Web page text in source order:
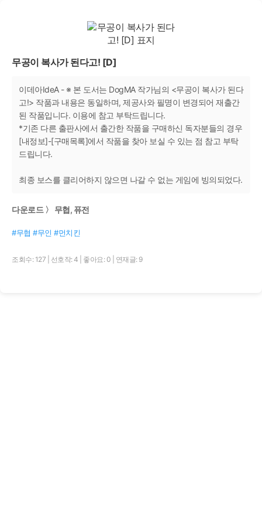
무공이 복사가 된다고! [D]
이데아IdeA - ※ 본 도서는 DogMA 작가님의 <무공이 복사가 된다
고!> 작품과 내용은 동일하며, 제공사와 필명이 변경되어 재출간
된 작품입니다. 이용에 참고 부탁드립니다.
*기존 다른 출판사에서 출간한 작품을 구매하신 독자분들의 경우
[내정보]-[구매목록]에서 작품을 찾아 보실 수 있는 점 참고 부탁
드립니다.
최종 보스를 클리어하지 않으면 나갈 수 없는 게임에 빙의되었다.
다운로드 〉 무협, 퓨전
#무협 #무인 #먼치킨
조회수: 127 선호작: 4 좋아요: 0 연재글: 9